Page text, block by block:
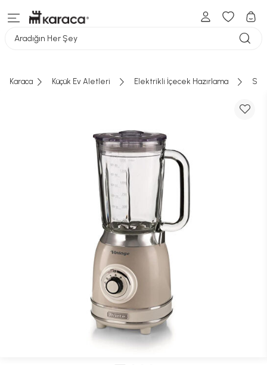
Aradığın Her Şey
Karaca Küçük Ev Aletleri Elektrikli İçecek Hazırlama